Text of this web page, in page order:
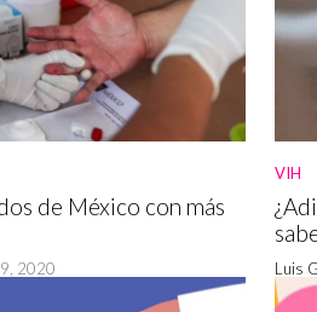
de México con más
2020
VIH
Luis